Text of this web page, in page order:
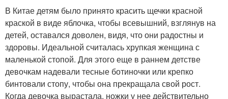
В Китае детям было принято красить щечки красной
краской в виде яблочка, чтобы всевышний, взглянув на
детей, оставался доволен, видя, что они радостны и
здоровы. Идеальной считалась хрупкая женщина с
маленькой стопой. Для этого еще в раннем детстве
девочкам надевали тесные ботиночки или крепко
бинтовали стопу, чтобы она прекращала свой рост.
Когда девочка вырастала, ножки у нее действительно